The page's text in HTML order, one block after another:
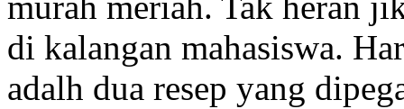
di kalangan mahasiswa.
adalh dua resep yang